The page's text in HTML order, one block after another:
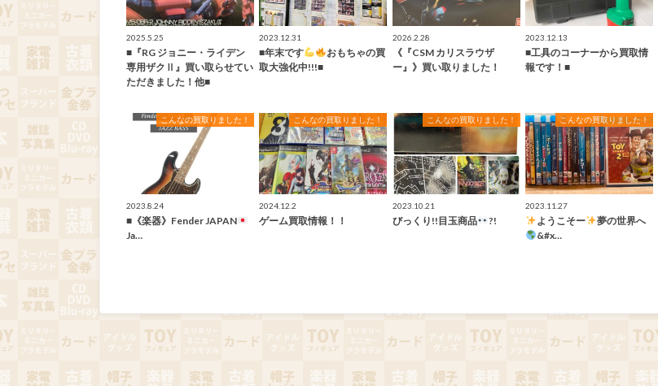
2025.5.25
■『RG ジョニー・ライデン
専用ザクⅡ』買い取らせてい
ただきました！他■
2023.12.31
■年末です
おもちゃの買
取大強化中!!!■
2026.2.28
《『CSM カリスラウザ
ー』》買い取りました！
2023.12.13
■工具のコーナーから買取情
報です！■
こんなの買取りました！
2023.8.24
■《楽器》Fender JAPAN
Ja…
こんなの買取りました！
2024.12.2
ゲーム買取情報！！
こんなの買取りました！
2023.10.21
びっくり!!目玉商品 ?!
こんなの買取りました！
2023.11.27
ようこそー
夢の世界へ
&#x…